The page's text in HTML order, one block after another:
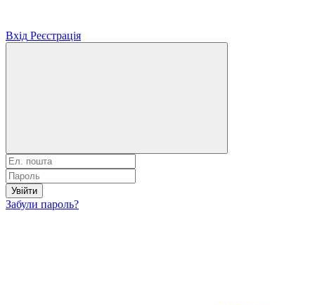
Вхід Реєстрація
Увійти
Забули пароль?